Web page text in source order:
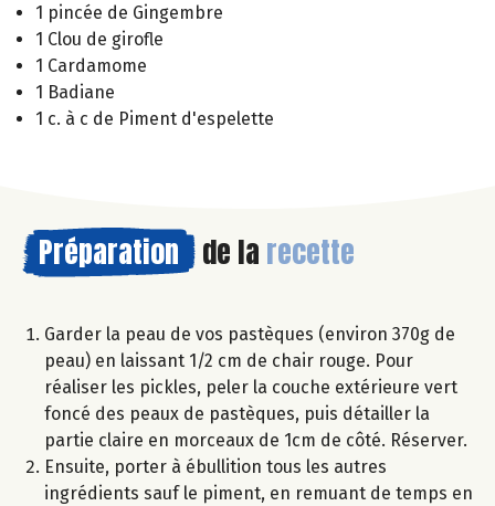
1 pincée de Gingembre
1 Clou de girofle
1 Cardamome
1 Badiane
1 c. à c de Piment d'espelette
Préparation de la recette
Garder la peau de vos pastèques (environ 370g de
peau) en laissant 1/2 cm de chair rouge. Pour
réaliser les pickles, peler la couche extérieure vert
foncé des peaux de pastèques, puis détailler la
partie claire en morceaux de 1cm de côté. Réserver.
Ensuite, porter à ébullition tous les autres
ingrédients sauf le piment, en remuant de temps en